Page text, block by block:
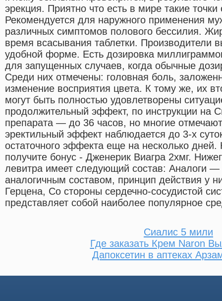
эрекция. Приятно что есть в мире такие точки
Рекомендуется для наружного применения
различных симптомов полового бессилия.
время всасывания таблетки. Производители
удобной форме. Есть дозировка
для запущенных случаев, когда обычные
Среди них отмечены: головная боль,
изменение восприятия цвета. К тому же, их
могут быть полностью удовлетворены
продолжительный эффект, по инструкции на
препарата — до 36 часов, но многие
эректильный эффект наблюдается до 3-х
остаточного эффекта еще на несколько дней.
получите бонус - Дженерик Виагра 2хмг.
левитра имеет следующий состав: Аналоги —
аналогичным составом, принцип действия у
Герцена, Со стороны сердечно-сосудистой
представляет собой наиболее популярное
Сиалис 5 мили
Где заказать Крем Naron
Дапоксетин в аптеках